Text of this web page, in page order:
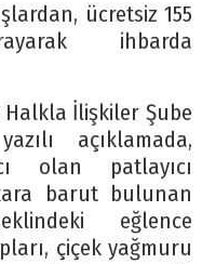
ücretsiz 155
ihbarda
İlişkiler Şube
açıklamada,
olan patlayıcı
barut bulunan
eğlence
çiçek yağmuru